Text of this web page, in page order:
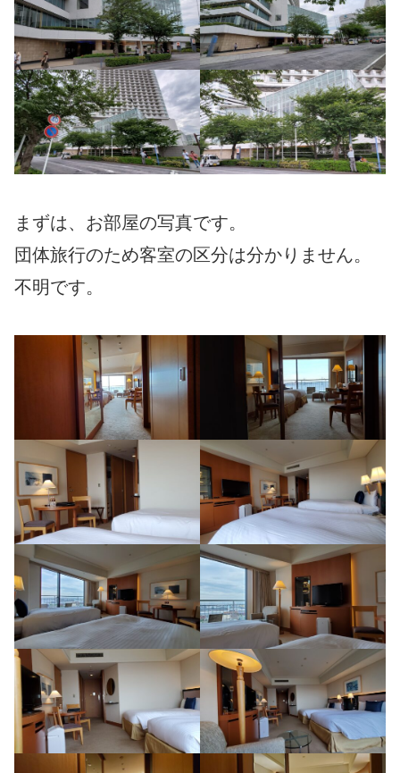
まずは、お部屋の写真です。
団体旅行のため客室の区分は分かりません。
不明です。